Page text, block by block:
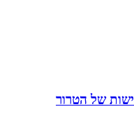
של הטרור